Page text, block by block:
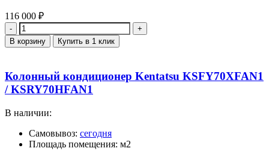
116 000 ₽
Количество
В корзину Купить в 1 клик
Колонный кондиционер Kentatsu KSFY70XFAN1
/ KSRY70HFAN1
В наличии:
Самовывоз: сегодня
Площадь помещения: м2